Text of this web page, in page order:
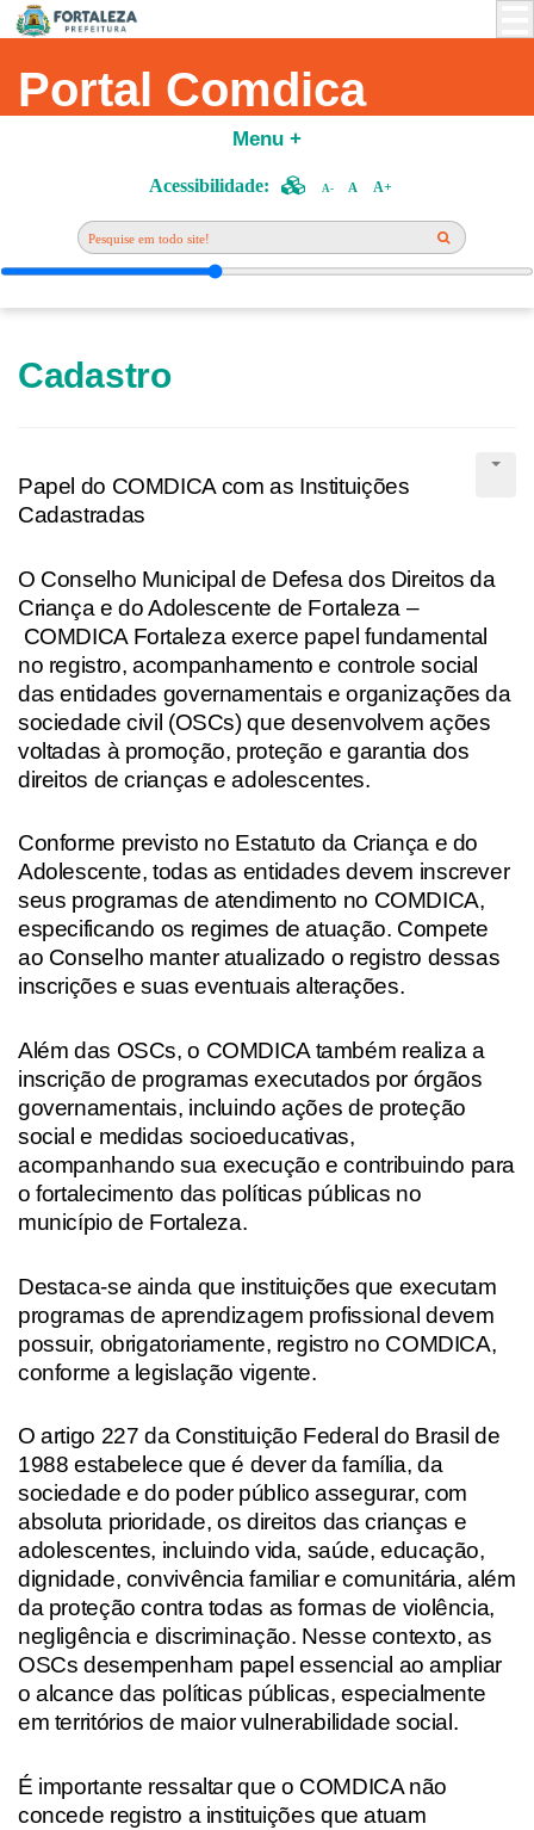
Portal Comdica
Menu +
Acessibilidade: A A+
Cadastro
Papel do COMDICA com as Instituições
Cadastradas
O Conselho Municipal de Defesa dos Direitos da
Criança e do Adolescente de Fortaleza –
COMDICA Fortaleza exerce papel fundamental
no registro, acompanhamento e controle social
das entidades governamentais e organizações da
sociedade civil (OSCs) que desenvolvem ações
voltadas à promoção, proteção e garantia dos
direitos de crianças e adolescentes.
Conforme previsto no Estatuto da Criança e do
Adolescente, todas as entidades devem inscrever
seus programas de atendimento no COMDICA,
especificando os regimes de atuação. Compete
ao Conselho manter atualizado o registro dessas
inscrições e suas eventuais alterações.
Além das OSCs, o COMDICA também realiza a
inscrição de programas executados por órgãos
governamentais, incluindo ações de proteção
social e medidas socioeducativas,
acompanhando sua execução e contribuindo para
o fortalecimento das políticas públicas no
município de Fortaleza.
Destaca-se ainda que instituições que executam
programas de aprendizagem profissional devem
possuir, obrigatoriamente, registro no COMDICA,
conforme a legislação vigente.
O artigo 227 da Constituição Federal do Brasil de
1988 estabelece que é dever da família, da
sociedade e do poder público assegurar, com
absoluta prioridade, os direitos das crianças e
adolescentes, incluindo vida, saúde, educação,
dignidade, convivência familiar e comunitária, além
da proteção contra todas as formas de violência,
negligência e discriminação. Nesse contexto, as
OSCs desempenham papel essencial ao ampliar
o alcance das políticas públicas, especialmente
em territórios de maior vulnerabilidade social.
É importante ressaltar que o COMDICA não
concede registro a instituições que atuam